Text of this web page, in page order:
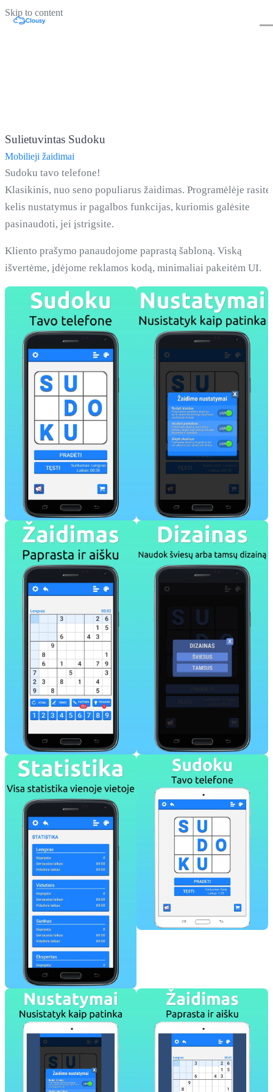
Skip to content
Sulietuvintas Sudoku
Mobilieji žaidimai
Sudoku tavo telefone!
Klasikinis, nuo seno populiarus žaidimas. Programėlėje rasite
kelis nustatymus ir pagalbos funkcijas, kuriomis galėsite
pasinaudoti, jei įstrigsite.
Kliento prašymo panaudojome paprastą šabloną. Viską
išvertėme, įdėjome reklamos kodą, minimaliai pakeitėm UI.